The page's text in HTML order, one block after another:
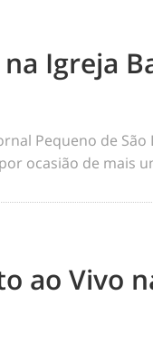
Igreja
Pequeno de
ocasião de mais
ao Vivo